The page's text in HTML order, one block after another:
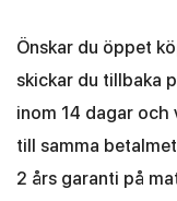
Önskar du öppet
skickar du tillbaka
inom 14 dagar
till samma
2 års garanti på